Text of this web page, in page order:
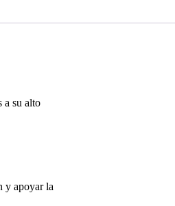
a su alto
y apoyar la